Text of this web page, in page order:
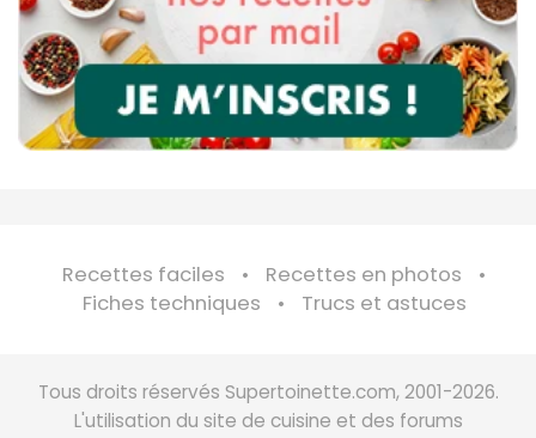
Recettes faciles
Recettes en photos
Fiches techniques
Trucs et astuces
Tous droits réservés Supertoinette.com, 2001-2026.
L'utilisation du site de cuisine et des forums